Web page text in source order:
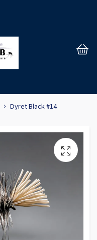
Dyret Black #14